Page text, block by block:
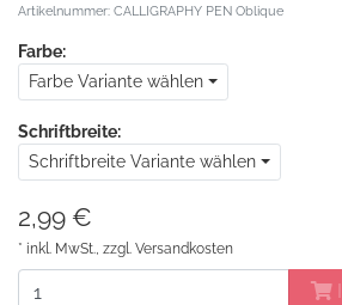
Artikelnummer: CALLIGRAPHY PEN Oblique
Farbe:
Farbe Variante wählen
Schriftbreite:
Schriftbreite Variante wählen
2,99 €
* inkl. MwSt., zzgl. Versandkosten